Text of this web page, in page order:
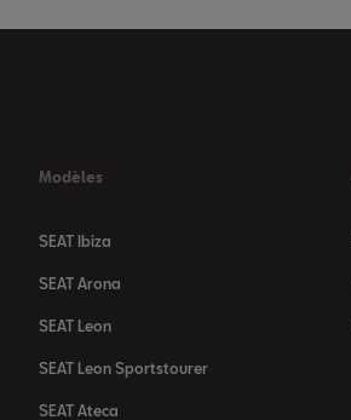
Modèles
SEAT Ibiza
SEAT Arona
SEAT Leon
SEAT Leon Sportstourer
SEAT Ateca